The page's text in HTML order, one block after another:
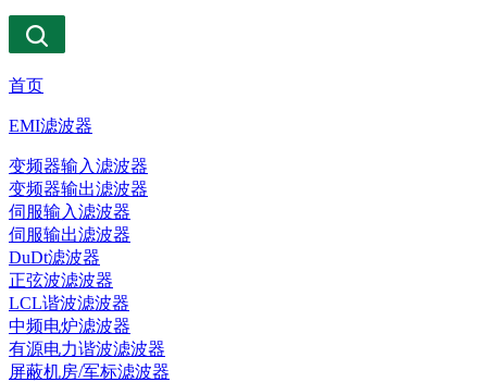
首页
EMI滤波器
变频器输入滤波器
变频器输出滤波器
伺服输入滤波器
伺服输出滤波器
DuDt滤波器
正弦波滤波器
LCL谐波滤波器
中频电炉滤波器
有源电力谐波滤波器
屏蔽机房/军标滤波器